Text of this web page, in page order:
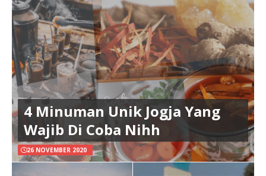
4 Minuman Unik Jogja Yang
Wajib Di Coba Nihh
26 NOVEMBER 2020